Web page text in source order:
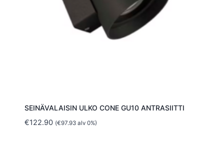
SEINÄVALAISIN ULKO CONE GU10 ANTRASIITTI
€122.90 (€97.93alv 0%)